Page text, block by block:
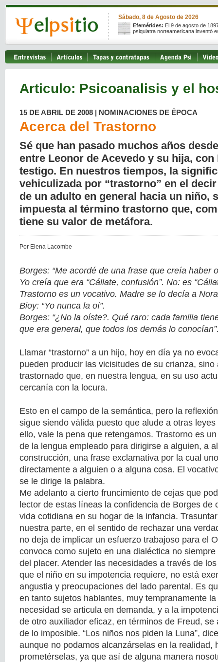
Sábado, 8 de Agosto de 2026
Efemérides: El 9 de agosto de
psiquiatra norteamericana inventó
Articulo: Psicoanalisis y el
15 DE ABRIL DE 2008 | NOMINACIONES DE ÉPOCA
Acerca del Trastorno
Sé que han pasado muchos años
entre Leonor de Acevedo y su hija,
testigo. En nuestros tiempos, la
vehiculizada por “trastorno” en el
de un adulto en general hacia un niño,
impuesta al término trastorno que,
tiene su valor de metáfora.
Por Elena Lacombe
Borges: “Me acordé de una frase que creía haber
Yo creía que era “Cállate, confusión”. No: es
Trastorno es un vocativo. Madre se lo decía a
Bioy: “Yo nunca la oí”.
Borges: “¿No la oíste?. Qué raro: cada familia
que era general, que todos los demás lo
Llamar “trastorno” a un hijo, hoy en día ya no
pueden producir las vicisitudes de su crianza,
trastornado que, en nuestra lengua, en su uso
cercanía con la locura.
Esto en el campo de la semántica, pero la
sigue siendo válida puesto que alude a otras
ello, vale la pena que retengamos. Trastorno es
de la lengua empleado para dirigirse a alguien, a
construcción, una frase exclamativa por la cual
directamente a alguien o a alguna cosa. El
se le dirige la palabra.
Me adelanto a cierto fruncimiento de cejas que
lector de estas líneas la confidencia de Borges de
vida cotidiana en su hogar de la infancia.
nuestra parte, en el sentido de rechazar una
no deja de implicar un esfuerzo trabajoso para el
convoca como sujeto en una dialéctica no
del placer. Atender las necesidades a través de
que el niño en su impotencia requiere, no está
angustia y preocupaciones del lado parental. Es
en tanto sujetos hablantes, muy tempranamente
necesidad se articula en demanda, y a la
de otro auxiliador eficaz, en términos de Freud, se
de lo imposible. “Los niños nos piden la Luna”,
aunque no podamos alcanzárselas en la realidad,
prometérselas, ya que así de alguna manera